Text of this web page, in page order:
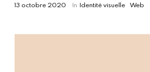
13 octobre 2020 In Identité visuelle Web